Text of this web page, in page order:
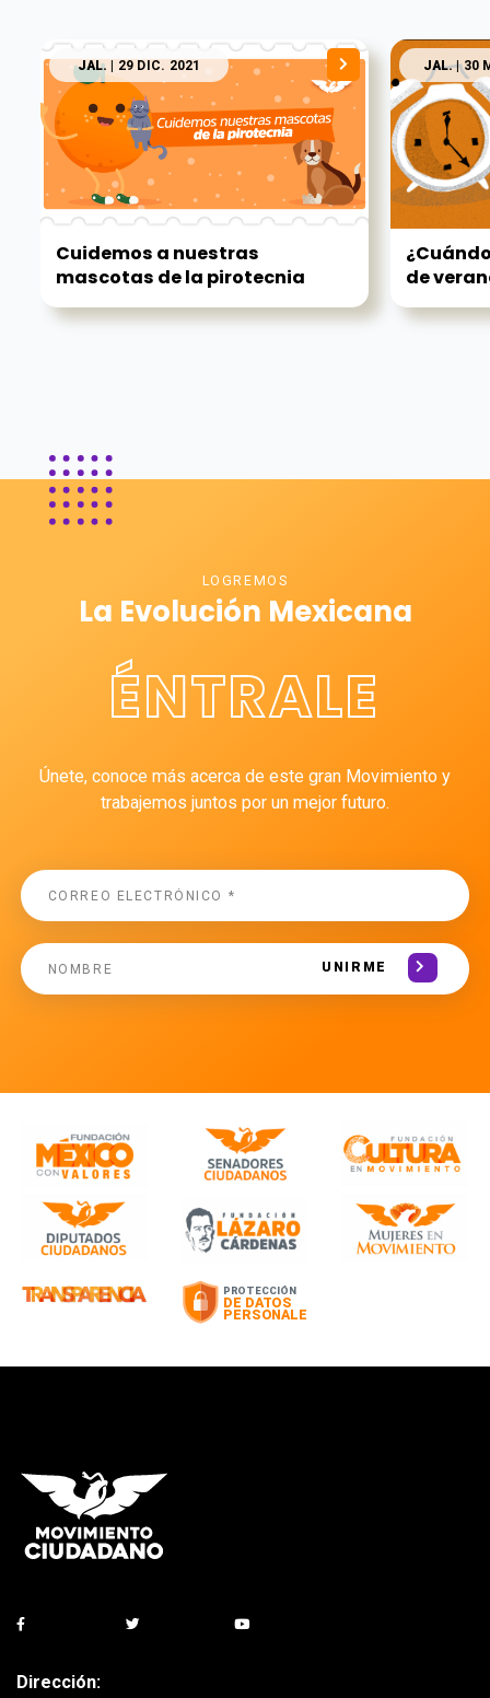
JAL. | 29 DIC. 2021
Cuidemos a nuestras
mascotas de la pirotecnia
JAL.| 30
de
LOGREMOS
La Evolución Mexicana
ÉNTRALE
Únete, conoce más acerca de este gran Movimiento y
trabajemos juntos por un mejor futuro.
UNIRME
Dirección: